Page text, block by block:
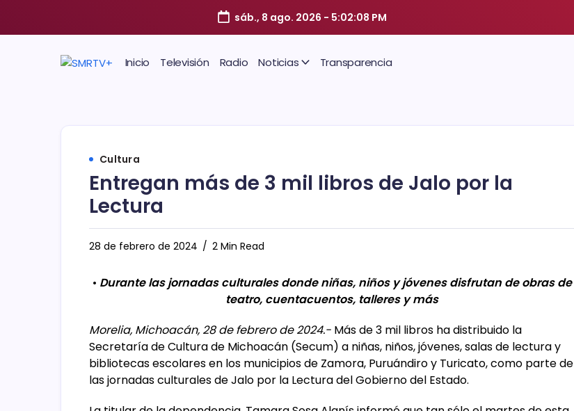
sáb., 8 ago. 2026 - 5:02:08 PM
Inicio Televisión Radio Noticias Transparencia
Cultura
Entregan más de 3 mil libros de Jalo por la
Lectura
28 de febrero de 2024 2 Min Read
• Durante las jornadas culturales donde niñas, niños y jóvenes disfrutan de obras de
teatro, cuentacuentos, talleres y más
Morelia, Michoacán, 28 de febrero de 2024.- Más de 3 mil libros ha distribuido la
Secretaría de Cultura de Michoacán (Secum) a niñas, niños, jóvenes, salas de lectura y
bibliotecas escolares en los municipios de Zamora, Puruándiro y Turicato, como parte de
las jornadas culturales de Jalo por la Lectura del Gobierno del Estado.